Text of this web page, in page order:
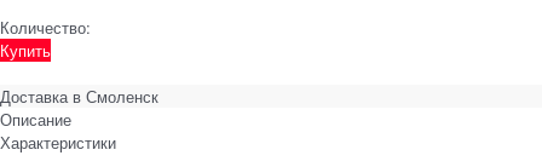
Количество:
Купить
Доставка в Смоленск
Описание
Характеристики